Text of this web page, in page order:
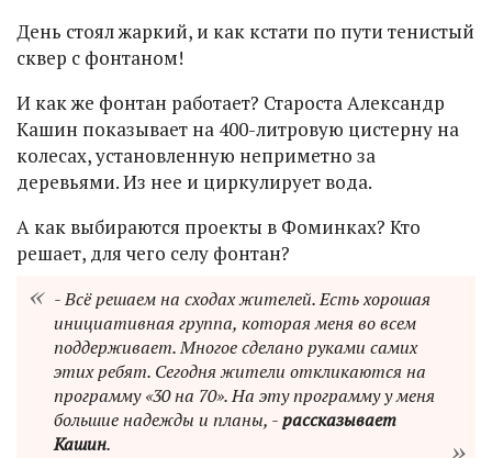
День стоял жаркий, и как кстати по пути тенистый
сквер с фонтаном!
И как же фонтан работает? Староста Александр
Кашин показывает на 400-литровую цистерну на
колесах, установленную неприметно за
деревьями. Из нее и циркулирует вода.
А как выбираются проекты в Фоминках? Кто
решает, для чего селу фонтан?
- Всё решаем на сходах жителей. Есть хорошая
инициативная группа, которая меня во всем
поддерживает. Многое сделано руками самих
этих ребят. Сегодня жители откликаются на
программу «30 на 70». На эту программу у меня
большие надежды и планы, -рассказывает
Кашин.